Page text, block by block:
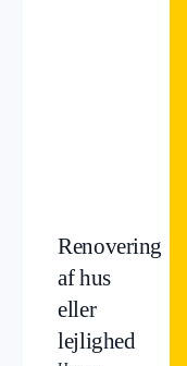
Renovering
af hus
eller
lejlighed